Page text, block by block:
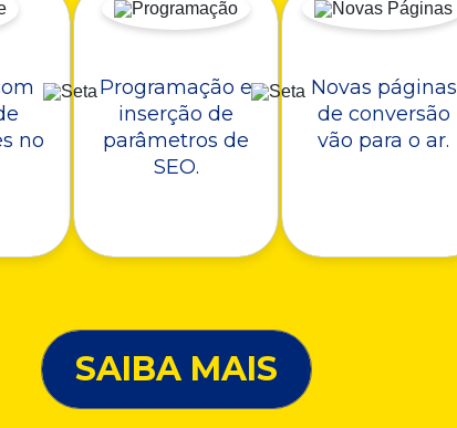
no
Programação e
inserção de
parâmetros de
SEO.
Novas páginas
de conversão
vão para o ar.
SAIBA MAIS